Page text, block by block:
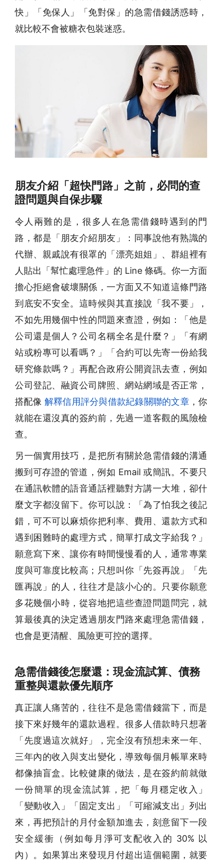
快」「免保人」「免對保」的急需借錢誘惑時，
就比較不會被糖衣包裝迷惑。
朋友介紹「超快門路」之前，必問的查
證問題與自保步驟
令人兩難的是，很多人在急需借錢時遇到的門
路，都是「朋友介紹朋友」：同事說他有熟識的
代辦、親戚說有很罩的「漂亮姐姐」、群組裡有
人貼出「幫忙處理急件」的 Line 條碼。你一方面
擔心拒絕會破壞關係，一方面又不知道這條門路
到底安不安全。這時候與其直接說「我不要」，
不如先用幾個中性的問題來查證，例如：「他是
公司還是個人？公司名稱全名是什麼？」「有網
站或粉專可以看嗎？」「合約可以先寄一份給我
研究條款嗎？」再配合政府公開資訊去查，例如
公司登記、融資公司牌照、網站網域是否正常，
搭配像 解釋信用評分與借款紀錄關聯的文章，你
就能在還沒真的簽約前，先過一道客觀的風險檢
查。
另一個實用技巧，是把所有關於急需借錢的溝通
搬到可存證的管道，例如 Email 或簡訊。不要只
在通訊軟體的語音通話裡聽對方講一大堆，卻什
麼文字都沒留下。你可以說：「為了怕我之後記
錯，可不可以麻煩你把利率、費用、還款方式和
遇到困難時的處理方式，簡單打成文字給我？」
願意寫下來、讓你有時間慢慢看的人，通常專業
度與可靠度比較高；只想叫你「先簽再說」「先
匯再說」的人，往往才是該小心的。只要你願意
多花幾個小時，從容地把這些查證問題問完，就
算最後真的決定透過朋友門路來處理急需借錢 ，
也會是更清醒、風險更可控的選擇。
急需借錢後怎麼還：現金流試算、債務
重整與還款優先順序
真正讓人痛苦的，往往不是急需借錢當下，而是
接下來好幾年的還款過程。很多人借款時只想著
「先度過這次就好」，完全沒有預想未來一年、
三年內的收入與支出變化，導致每個月帳單來時
都像抽盲盒。比較健康的做法，是在簽約前就做
一份簡單的現金流試算，把「每月穩定收入」
「變動收入」「固定支出」「可縮減支出」列出
來，再把預計的月付金額加進去，刻意留下一段
安全緩衝（例如每月淨可支配收入的 30% 以
內）。如果算出來發現月付超出這個範圍，就要